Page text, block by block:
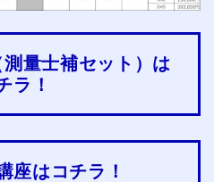
量士補セット）は
ラ！
座はコチラ！